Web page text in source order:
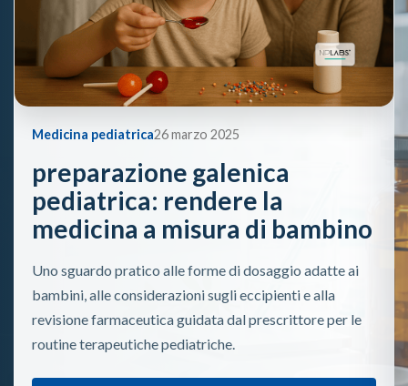
Medicina pediatrica26 marzo 2025
preparazione galenica
pediatrica: rendere la
medicina a misura di bambino
Uno sguardo pratico alle forme di dosaggio adatte ai
bambini, alle considerazioni sugli eccipienti e alla
revisione farmaceutica guidata dal prescrittore per le
routine terapeutiche pediatriche.